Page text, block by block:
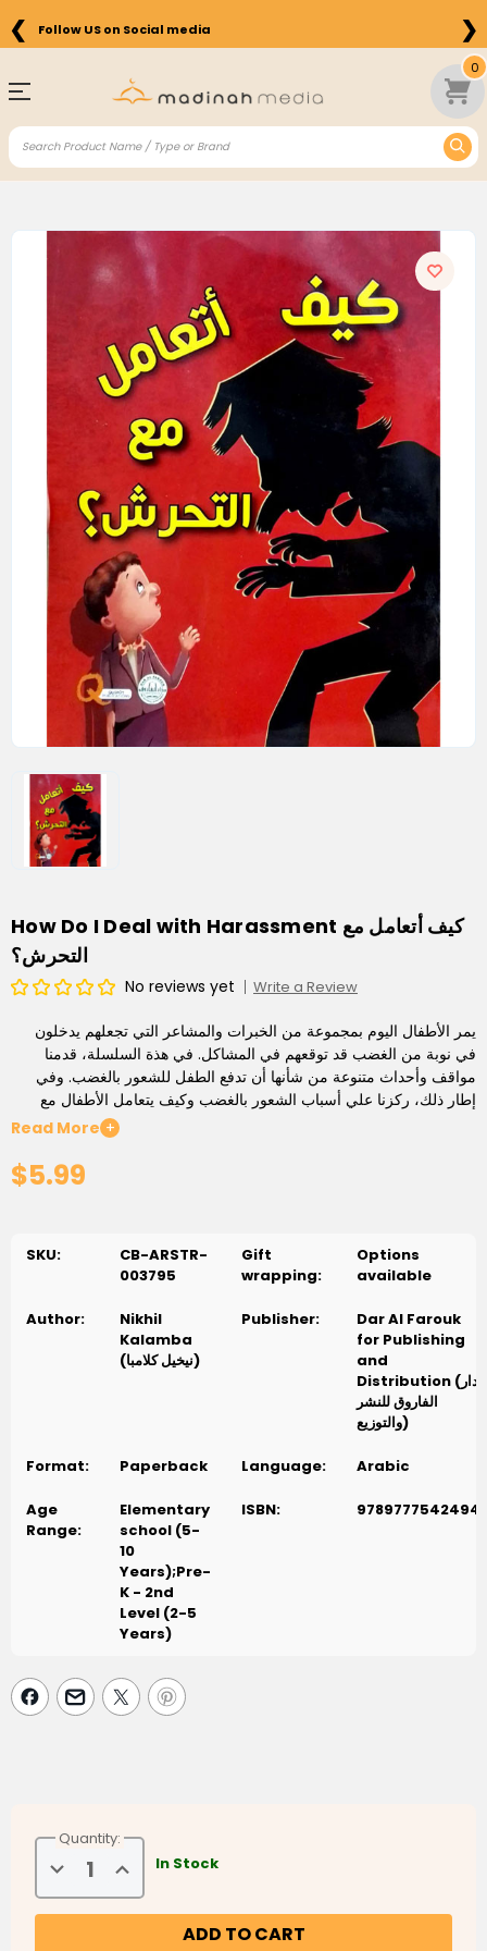
❮ Follow US on Social media ❯
0
How Do I Deal with Harassment كيف أتعامل مع
التحرش؟
No reviews yet Write a Review
يمر الأطفال اليوم بمجموعة من الخبرات والمشاعر التي تجعلهم يدخلون
في نوبة من الغضب قد توقعهم في المشاكل. في هذة السلسلة، قدمنا
مواقف وأحداث متنوعة من شأنها أن تدفع الطفل للشعور بالغضب. وفي
إطار ذلك، ركزنا علي أسباب الشعور بالغضب وكيف يتعامل الأطفال مع
المواقف المختلفة من خلال تفهمهم مثل هذه المواقف بشكل صحيح,
وتعريفهم بتأثير كبت مشاعر الغضب لديهم، وأخيراْ إرشادهم إلي الطرقة
علي ذلك، اوردنا أيضاْ موقفاْ مماثلاْ و أسئلة كي نساعد الطفل في التعبير
عما يفهمه من هذا الموقف وكيف يمكنه مواجهته. في النهاية نقول إن كتب
حد سواء اقتناؤها وضمها لمكتبتهم
Read More +
$5.99
SKU:
CB-ARSTR-
003795
Gift
wrapping:
Options
available
Author:
Nikhil
Kalamba
(نيخيل كلامبا)
Publisher:
Dar Al Farouk
for Publishing
and
Distribution (دار
الفاروق للنشر
والتوزيع)
Format: Paperback Language: Arabic
Age
Range:
Elementary
school (5-
10
Years);Pre-
K - 2nd
Level (2-5
Years)
ISBN: 9789777542494
Quantity:
Decrease
Quantity
of
How
Increase
Quantity
of
How
In Stock